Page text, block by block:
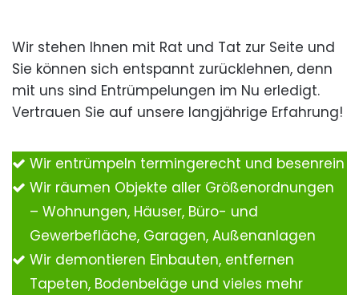
Wir stehen Ihnen mit Rat und Tat zur Seite und
Sie können sich entspannt zurücklehnen, denn
mit uns sind Entrümpelungen im Nu erledigt.
Vertrauen Sie auf unsere langjährige Erfahrung!
Wir entrümpeln termingerecht und besenrein
Wir räumen Objekte aller Größenordnungen
– Wohnungen, Häuser, Büro- und
Gewerbefläche, Garagen, Außenanlagen
Wir demontieren Einbauten, entfernen
Tapeten, Bodenbeläge und vieles mehr